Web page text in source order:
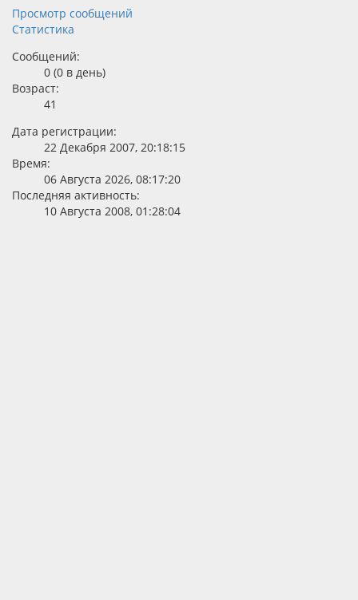
Просмотр сообщений
Статистика
Сообщений:
0 (0 в день)
Возраст:
41
Дата регистрации:
22 Декабря 2007, 20:18:15
Время:
06 Августа 2026, 08:17:20
Последняя активность:
10 Августа 2008, 01:28:04